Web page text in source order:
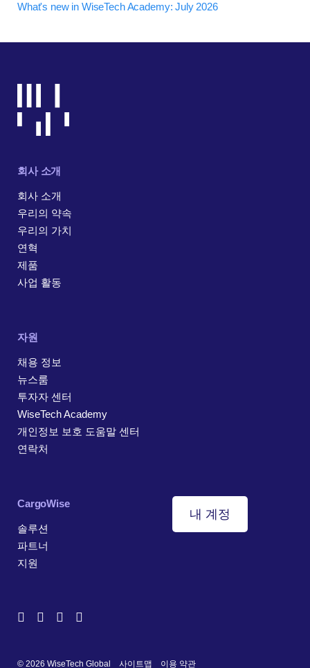
What's new in WiseTech Academy: July 2026
회사 소개
회사 소개
우리의 약속
우리의 가치
연혁
제품
사업 활동
자원
채용 정보
뉴스룸
투자자 센터
WiseTech Academy
개인정보 보호 도움말 센터
연락처
CargoWise
솔루션
파트너
지원
내 계정
© 2026 WiseTech Global 사이트맵 이용 약관